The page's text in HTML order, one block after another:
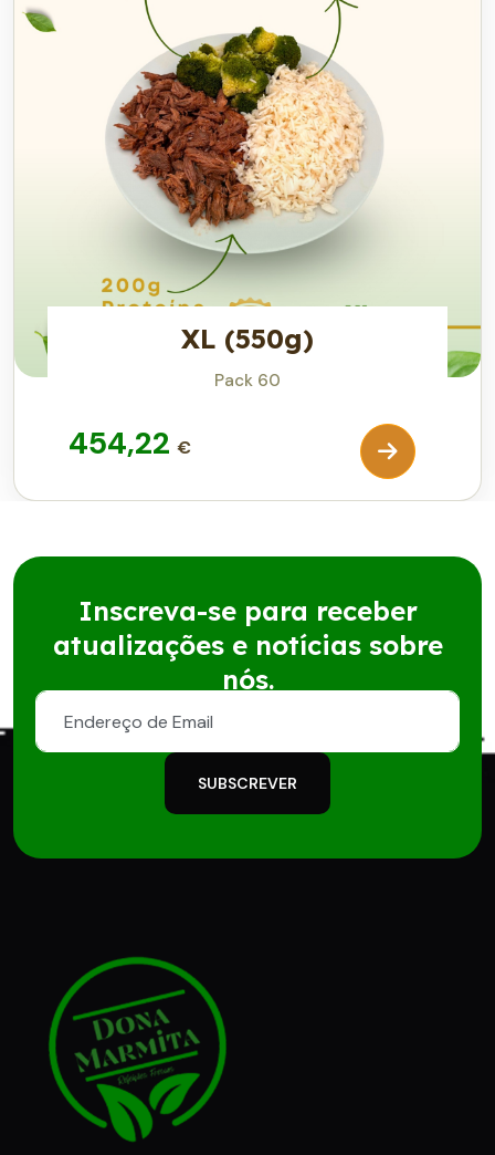
XL (550g)
Pack 60
454,22€
Inscreva-se para receber
atualizações e notícias sobre
nós.
SUBSCREVER